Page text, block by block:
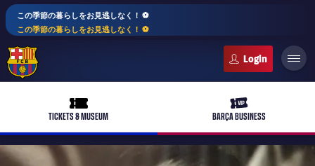
この季節の暮らしをお見逃しなく！ ⚽️
この季節の暮らしをお見逃しなく！ ⚽️
ticket-full
TICKETS & MUSEUM
ticket-vip
BARÇA BUSINESS